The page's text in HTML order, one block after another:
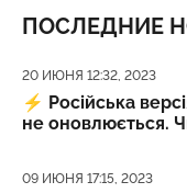
ПОСЛЕДНИЕ
Дата публикации
20 ИЮНЯ 12:32, 2023
⚡️ Російська
не оновлюється.
Дата публикации
09 ИЮНЯ 17:15, 2023